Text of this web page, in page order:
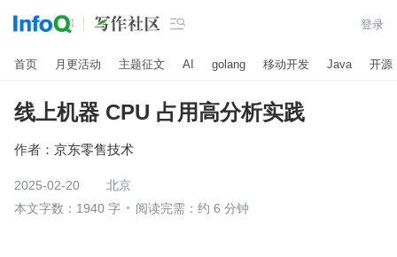
 登录
首页 月更活动 主题征文 AI golang 移动开发 Java 开源
线上机器 CPU 占用高分析实践
作者： 京东零售技术
2025-02-20
北京
本文字数：1940 字
阅读完需：约 6 分钟